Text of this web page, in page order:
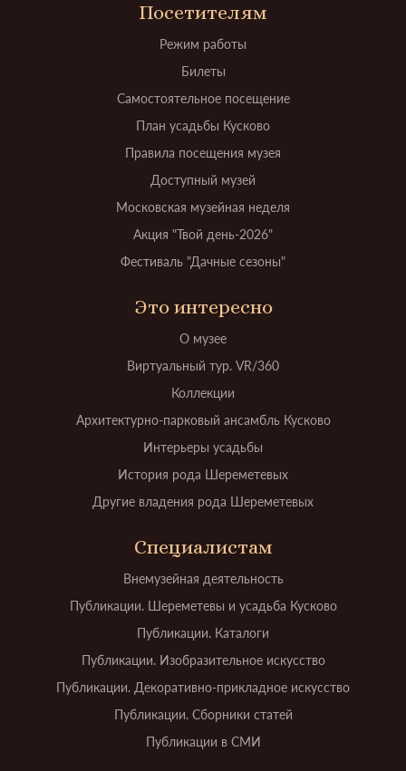
Посетителям
Режим работы
Билеты
Самостоятельное посещение
План усадьбы Кусково
Правила посещения музея
Доступный музей
Московская музейная неделя
Акция "Твой день-2026"
Фестиваль "Дачные сезоны"
Это интересно
О музее
Виртуальный тур. VR/360
Коллекции
Архитектурно-парковый ансамбль Кусково
Интерьеры усадьбы
История рода Шереметевых
Другие владения рода Шереметевых
Специалистам
Внемузейная деятельность
Публикации. Шереметевы и усадьба Кусково
Публикации. Каталоги
Публикации. Изобразительное искусство
Публикации. Декоративно-прикладное искусство
Публикации. Сборники статей
Публикации в СМИ